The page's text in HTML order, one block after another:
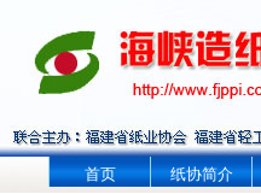
首页 纸协简介